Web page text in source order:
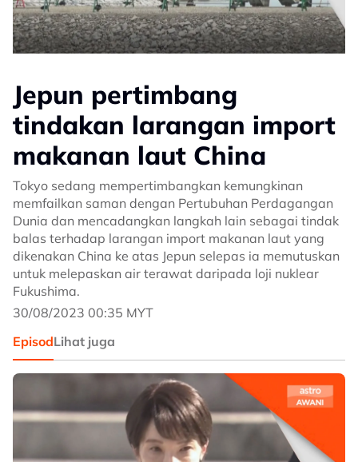
Jepun pertimbang
tindakan larangan import
makanan laut China
Tokyo sedang mempertimbangkan kemungkinan
memfailkan saman dengan Pertubuhan Perdagangan
Dunia dan mencadangkan langkah lain sebagai tindak
balas terhadap larangan import makanan laut yang
dikenakan China ke atas Jepun selepas ia memutuskan
untuk melepaskan air terawat daripada loji nuklear
Fukushima.
30/08/2023 00:35 MYT
EpisodLihat juga